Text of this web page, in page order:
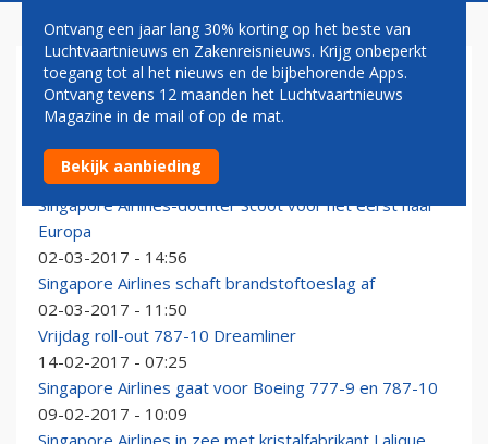
SINGAPORE AIRLINES
Singapore Airlines breidt netwerk in India uit
20-03-2017 - 13:51
Singapore Airlines-dochter Scoot voor het eerst naar
Europa
02-03-2017 - 14:56
Singapore Airlines schaft brandstoftoeslag af
02-03-2017 - 11:50
Vrijdag roll-out 787-10 Dreamliner
14-02-2017 - 07:25
Singapore Airlines gaat voor Boeing 777-9 en 787-10
09-02-2017 - 10:09
Ontvang een jaar lang 30% korting op het beste van
Luchtvaartnieuws en Zakenreisnieuws. Krijg onbeperkt
toegang tot al het nieuws en de bijbehorende Apps.
Ontvang tevens 12 maanden het Luchtvaartnieuws
Magazine in de mail of op de mat.
Bekijk aanbieding